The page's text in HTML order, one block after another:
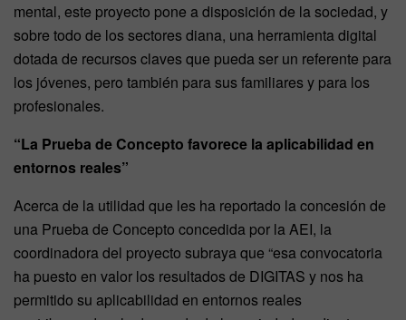
mental, este proyecto pone a disposición de la sociedad, y
sobre todo de los sectores diana, una herramienta digital
dotada de recursos claves que pueda ser un referente para
los jóvenes, pero también para sus familiares y para los
profesionales.
“La Prueba de Concepto favorece la aplicabilidad en
entornos reales”
Acerca de la utilidad que les ha reportado la concesión de
una Prueba de Concepto concedida por la AEI, la
coordinadora del proyecto subraya que “esa convocatoria
ha puesto en valor los resultados de DIGITAS y nos ha
permitido su aplicabilidad en entornos reales